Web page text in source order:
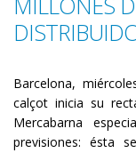
Barcelona,
calçot inicia su
Mercabarna
previsiones: ésta